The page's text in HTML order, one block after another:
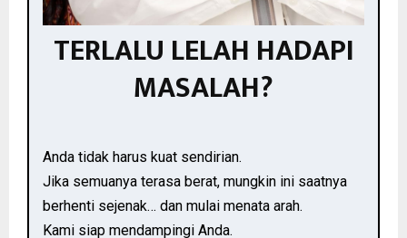
TERLALU LELAH HADAPI
MASALAH?
Anda tidak harus kuat sendirian.
Jika semuanya terasa berat, mungkin ini saatnya
berhenti sejenak… dan mulai menata arah.
Kami siap mendampingi Anda.